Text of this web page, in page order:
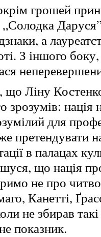
грошей
а
З іншого боку,
Ліну
зрозумів:
для
претендувати
в палацах
що нація
не про
Канетті,
не збирав
показник.